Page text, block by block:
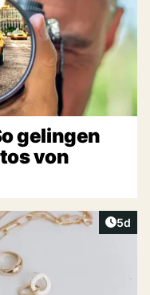
gelingen
von
5d